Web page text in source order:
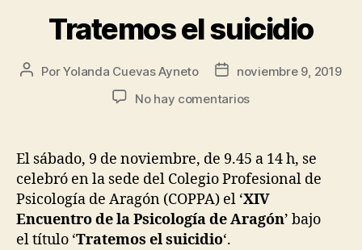
Tratemos el suicidio
PorYolanda Cuevas Ayneto
noviembre 9, 2019
No hay comentarios
El sábado, 9 de noviembre, de 9.45 a 14 h, se
celebró en la sede del Colegio Profesional de
Psicología de Aragón (COPPA) el ‘XIV
Encuentro de la Psicología de Aragón’ bajo
el título ‘Tratemos el suicidio‘.